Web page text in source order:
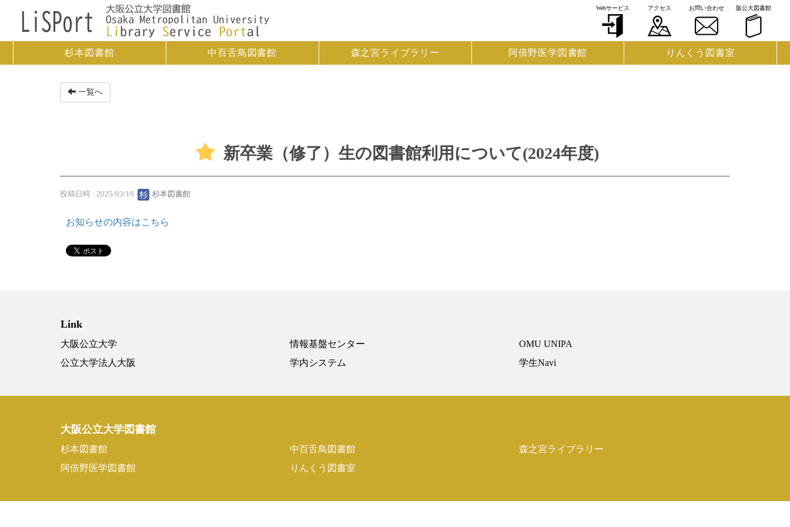
Webサービス アクセス お問い合わせ 阪公大図書館
杉本図書館 中百舌鳥図書館 森之宮ライブラリー 阿倍野医学図書館 りんくう図書室
一覧へ
新卒業（修了）生の図書館利用について(2024年度)
投稿日時 : 2025/03/19 杉本図書館
お知らせの内容はこちら
Link
大阪公立大学
公立大学法人大阪
情報基盤センター
学内システム
OMU UNIPA
学生Navi
大阪公立大学図書館
杉本図書館
阿倍野医学図書館
中百舌鳥図書館
りんくう図書室
森之宮ライブラリー
Powered by NetCommons